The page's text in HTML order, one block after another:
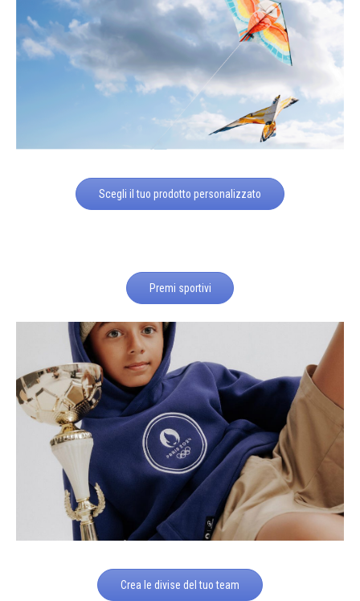
Scegli il tuo prodotto personalizzato
Premi sportivi
Crea le divise del tuo team